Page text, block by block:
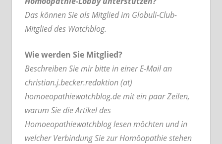
Das können Sie als Mitglied im Globuli-Club-
Mitglied des Watchblog.
Wie werden Sie Mitglied?
Beschreiben Sie mir bitte in einer E-Mail an
christian.j.becker.redaktion (at)
homoeopathiewatchblog.de mit ein paar Zeilen,
warum Sie die Artikel des
Homoeopathiewatchblog lesen möchten und in
welcher Verbindung Sie zur Homöopathie stehen